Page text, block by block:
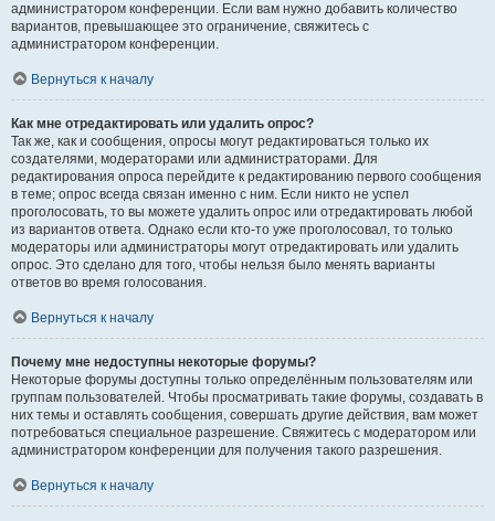
администратором конференции. Если вам нужно добавить количество
вариантов, превышающее это ограничение, свяжитесь с
администратором конференции.
Вернуться к началу
Как мне отредактировать или удалить опрос?
Так же, как и сообщения, опросы могут редактироваться только их
создателями, модераторами или администраторами. Для
редактирования опроса перейдите к редактированию первого сообщения
в теме; опрос всегда связан именно с ним. Если никто не успел
проголосовать, то вы можете удалить опрос или отредактировать любой
из вариантов ответа. Однако если кто-то уже проголосовал, то только
модераторы или администраторы могут отредактировать или удалить
опрос. Это сделано для того, чтобы нельзя было менять варианты
ответов во время голосования.
Вернуться к началу
Почему мне недоступны некоторые форумы?
Некоторые форумы доступны только определённым пользователям или
группам пользователей. Чтобы просматривать такие форумы, создавать в
них темы и оставлять сообщения, совершать другие действия, вам может
потребоваться специальное разрешение. Свяжитесь с модератором или
администратором конференции для получения такого разрешения.
Вернуться к началу